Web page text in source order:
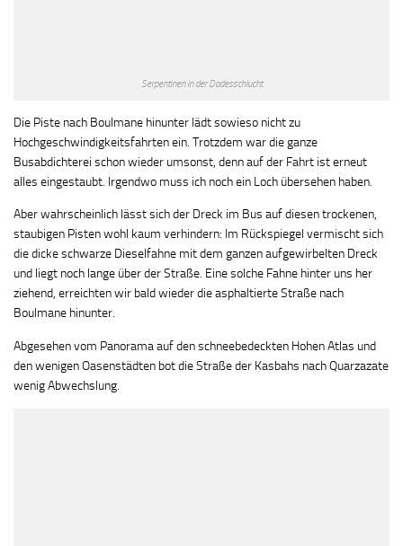
Serpentinen in der Dadesschlucht
Die Piste nach Boulmane hinunter lädt sowieso nicht zu
Hochgeschwindigkeitsfahrten ein. Trotzdem war die ganze
Busabdichterei schon wieder umsonst, denn auf der Fahrt ist erneut
alles eingestaubt. Irgendwo muss ich noch ein Loch übersehen haben.
Aber wahrscheinlich lässt sich der Dreck im Bus auf diesen trockenen,
staubigen Pisten wohl kaum verhindern: Im Rückspiegel vermischt sich
die dicke schwarze Dieselfahne mit dem ganzen aufgewirbelten Dreck
und liegt noch lange über der Straße. Eine solche Fahne hinter uns her
ziehend, erreichten wir bald wieder die asphaltierte Straße nach
Boulmane hinunter.
Abgesehen vom Panorama auf den schneebedeckten Hohen Atlas und
den wenigen Oasenstädten bot die Straße der Kasbahs nach Quarzazate
wenig Abwechslung.